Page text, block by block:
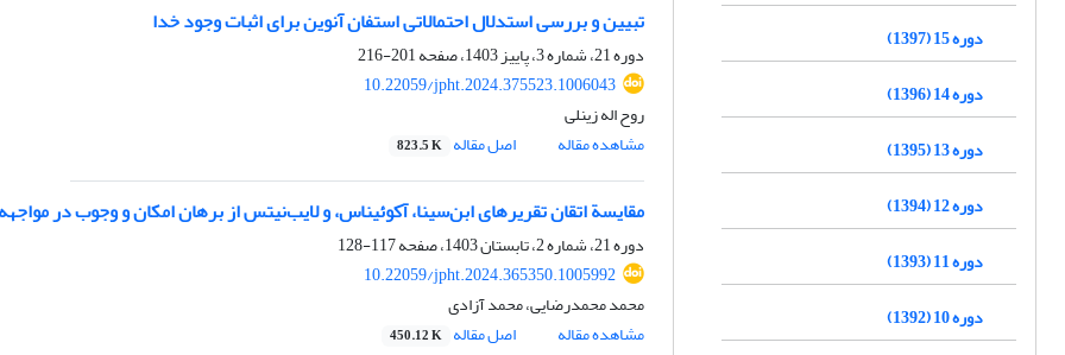
تبیین و بررسی استدلال احتمالاتی استفان آنوین برای اثبات وجود خدا
دوره 21، شماره 3، پاییز 1403، صفحه
201-216
10.22059/jpht.2024.375523.1006043
روح اله زینلی
مشاهده مقاله
اصل مقاله 823.5 K
مقایسة اتقان تقریرهای ابن‌سینا، آکوئیناس، و لایب‌نیتس از برهان امکان و وجوب در
دوره 21، شماره 2، تابستان 1403، صفحه
117-128
10.22059/jpht.2024.365350.1005992
محمد محمدرضایی، محمد آزادی
مشاهده مقاله
اصل مقاله 450.12 K
دوره 15 (1397)
دوره 14 (1396)
دوره 13 (1395)
دوره 12 (1394)
دوره 11 (1393)
دوره 10 (1392)